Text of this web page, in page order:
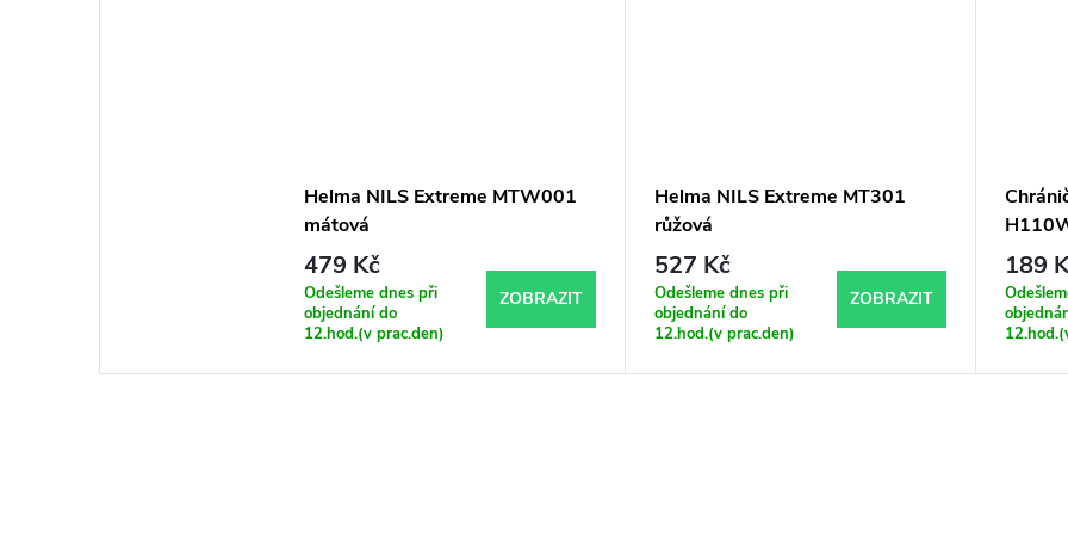
Helma NILS Extreme MTW001
mátová
479 Kč
Odešleme dnes při
objednání do
12.hod.(v prac.den)
ZOBRAZIT
Helma NILS Extreme MT301
růžová
527 Kč
Odešleme dnes při
objednání do
12.hod.(v prac.den)
ZOBRAZIT
189